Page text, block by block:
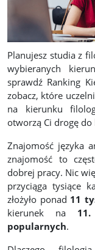
Planujesz studia z
wybieranych
sprawdź Ranking
zobacz, które
na kierunku
otworzą Ci drogę do
Znajomość języka
znajomość to
dobrej pracy. Nic
przyciąga tysiące
złożyło ponad 11
kierunek na
popularnych.